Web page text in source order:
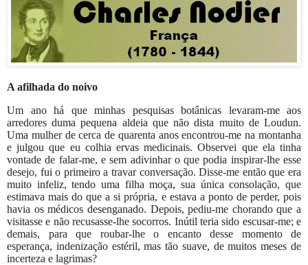
A afilhada do noivo
Um ano há que minhas pesquisas botânicas levaram-me aos
arredores duma pequena aldeia que não dista muito de Loudun.
Uma mulher de cerca de quarenta anos encontrou-me na montanha
e julgou que eu colhia ervas medicinais. Observei que ela tinha
vontade de falar-me, e sem adivinhar o que podia inspirar-lhe esse
desejo, fui o primeiro a travar conversação. Disse-me então que era
muito infeliz, tendo uma filha moça, sua única consolação, que
estimava mais do que a si própria, e estava a ponto de perder, pois
havia os médicos desenganado. Depois, pediu-me chorando que a
visitasse e não recusasse-lhe socorros. Inútil teria sido escusar-me; e
demais, para que roubar-lhe o encanto desse momento de
esperança, indenização estéril, mas tão suave, de muitos meses de
incerteza e lagrimas?